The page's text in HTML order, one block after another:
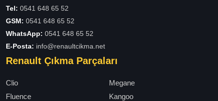
Tel: 0541 648 65 52
GSM: 0541 648 65 52
WhatsApp: 0541 648 65 52
E-Posta: info@renaultcikma.net
Renault Çıkma Parçaları
Clio
Megane
Fluence
Kangoo